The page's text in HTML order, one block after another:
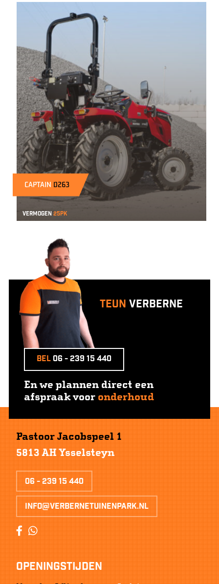
CAPTAIN D263
Vermogen25pk
Teun Verberne
Bel06 - 239 15 440
En we plannen direct een
afspraak voor onderhoud
Pastoor Jacobspeel 1
5813 AH Ysselsteyn
06 - 239 15 440
info@verbernetuinenpark.nl
Openingstijden